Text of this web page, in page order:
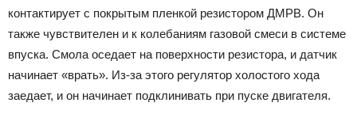
контактирует с покрытым пленкой резистором ДМРВ. Он
также чувствителен и к колебаниям газовой смеси в системе
впуска. Смола оседает на поверхности резистора, и датчик
начинает «врать». Из-за этого регулятор холостого хода
заедает, и он начинает подклинивать при пуске двигателя.